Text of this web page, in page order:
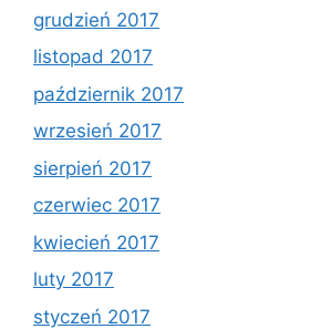
grudzień 2017
listopad 2017
październik 2017
wrzesień 2017
sierpień 2017
czerwiec 2017
kwiecień 2017
luty 2017
styczeń 2017